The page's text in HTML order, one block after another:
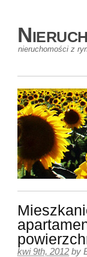
nieruchomości z
kwi 9th, 2012 by